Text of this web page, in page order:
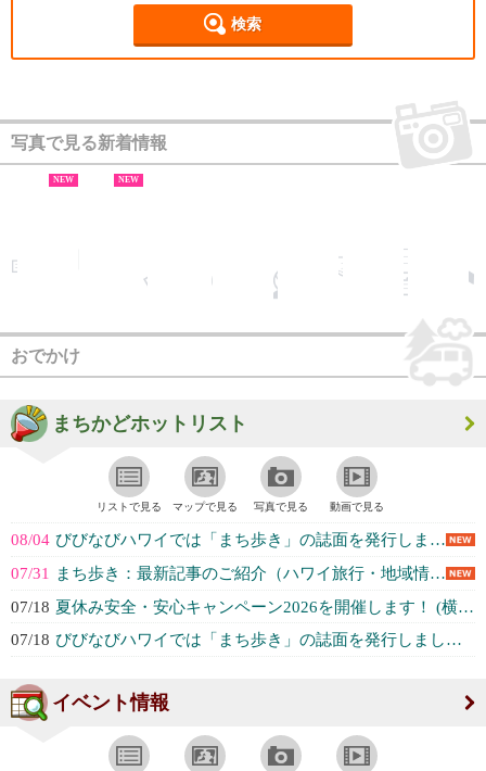
検索
写真で見る新着情報
NEW NEW
おでかけ
まちかどホットリスト
リストで見る マップで見る 写真で見る 動画で見る
08/04 びびなびハワイでは「まち歩き」の誌面を発行しました！ / Vivinavi ... (株式会社Vivid Navigation...)
07/31
まち歩き：最新記事のご紹介（ハワイ旅行・地域情報はここをチェック） (株式会社Vivid Navigation...)
07/18 夏休み安全・安心キャンペーン2026を開催します！ (横浜市)
07/18 びびなびハワイでは「まち歩き」の誌面を発行しました！ / Vivinavi ... (株式会社Vivid Navigation...)
イベント情報